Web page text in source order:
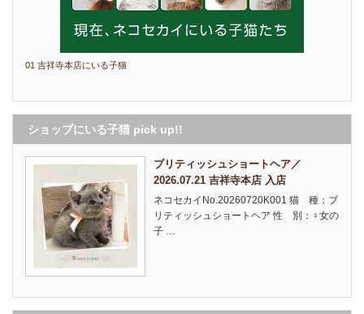
01 吉祥寺本店にいる子猫
ショップにいる子猫 pick up!!
ブリティッシュショートヘア／
2026.07.21 吉祥寺本店 入店
ネコセカイNo.20260720K001 猫 種：ブ
リティッシュショートヘア 性 別：♀女の
子 …